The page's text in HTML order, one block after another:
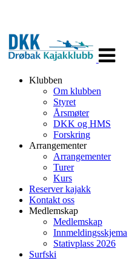
navigasjon
Klubben
Om klubben
Styret
Årsmøter
DKK og HMS
Forskring
Arrangementer
Arrangementer
Turer
Kurs
Reserver kajakk
Kontakt oss
Medlemskap
Medlemskap
Innmeldingsskjema
Stativplass 2026
Surfski